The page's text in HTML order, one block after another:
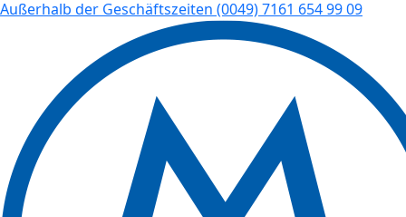
Außerhalb der Geschäftszeiten (0049) 7161 654 99 09